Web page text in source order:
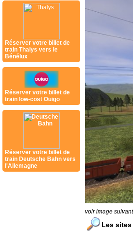
Réserver votre billet de
train Thalys vers le
Bénélux
Réserver votre billet de
train low-cost Ouigo
Réserver votre billet de
train Deutsche Bahn vers
l'Allemagne
voir image
Les